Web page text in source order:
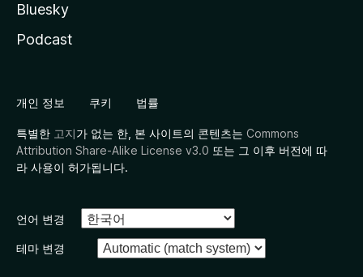
Bluesky
Podcast
개인 정보 쿠키 법률
특별한 고지가 없는 한, 본 사이트의 콘텐츠는 Commons
Attribution Share-Alike License v3.0 또는 그 이후 버전에 따
라 사용이 허가됩니다.
언어 변경
테마 변경